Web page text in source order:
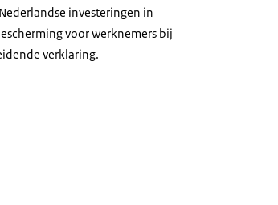
investeringen in
voor werknemers bij
verklaring.